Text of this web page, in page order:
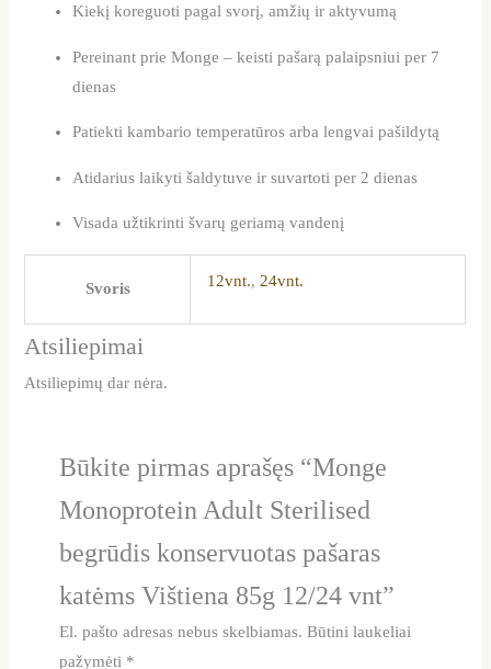
Kiekį koreguoti pagal svorį, amžių ir aktyvumą
Pereinant prie Monge – keisti pašarą palaipsniui per 7
dienas
Patiekti kambario temperatūros arba lengvai pašildytą
Atidarius laikyti šaldytuve ir suvartoti per 2 dienas
Visada užtikrinti švarų geriamą vandenį
Svoris 12vnt., 24vnt.
Atsiliepimai
Atsiliepimų dar nėra.
Būkite pirmas aprašęs “Monge
Monoprotein Adult Sterilised
begrūdis konservuotas pašaras
katėms Vištiena 85g 12/24 vnt”
El. pašto adresas nebus skelbiamas. Būtini laukeliai
pažymėti *